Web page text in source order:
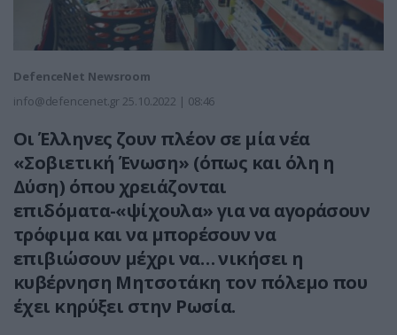
DefenceNet Newsroom
info@defencenet.gr 25.10.2022 | 08:46
Oι Έλληνες ζουν πλέον σε μία νέα
«Σοβιετική Ένωση» (όπως και όλη η
Δύση) όπου χρειάζονται
επιδόματα-«ψίχουλα» για να αγοράσουν
τρόφιμα και να μπορέσουν να
επιβιώσουν μέχρι να… νικήσει η
κυβέρνηση Μητσοτάκη τον πόλεμο που
έχει κηρύξει στην Ρωσία.